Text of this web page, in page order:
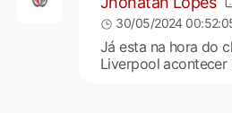
30/05/2024
Já esta na hora do
Liverpool acontecer